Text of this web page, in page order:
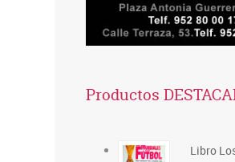
Productos
Libro